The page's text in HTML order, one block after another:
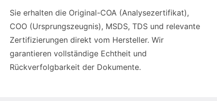
Sie erhalten die Original-COA (Analysezertifikat),
COO (Ursprungszeugnis), MSDS, TDS und relevante
Zertifizierungen direkt vom Hersteller. Wir
garantieren vollständige Echtheit und
Rückverfolgbarkeit der Dokumente.